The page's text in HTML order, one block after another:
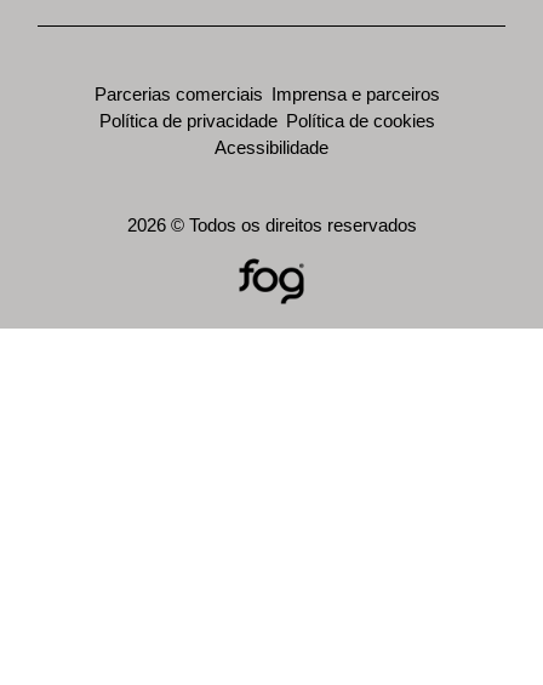
Parcerias comerciais Imprensa e parceiros
Política de privacidade Política de cookies
Acessibilidade
2026 © Todos os direitos reservados